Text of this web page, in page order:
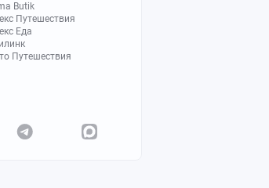
Butik
Путешествия
Еда
Путешествия